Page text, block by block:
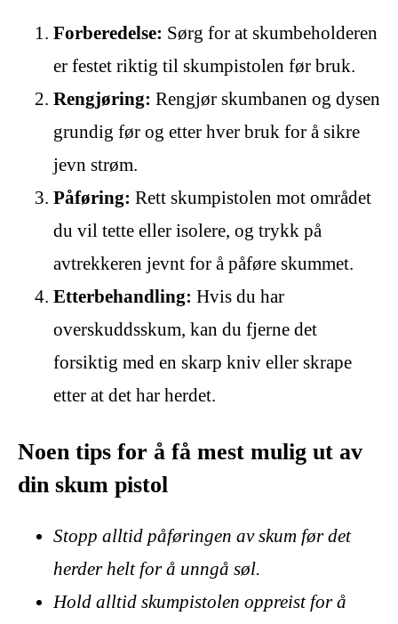
Forberedelse: Sørg for at skumbeholderen
er festet riktig til skumpistolen før bruk.
Rengjøring: Rengjør skumbanen og dysen
grundig før og etter hver bruk for å sikre
jevn strøm.
Påføring: Rett skumpistolen mot området
du vil tette eller isolere, og trykk på
avtrekkeren jevnt for å påføre skummet.
Etterbehandling: Hvis du har
overskuddsskum, kan du fjerne det
forsiktig med en skarp kniv eller skrape
etter at det har herdet.
Noen tips for å få mest mulig ut av
din skum pistol
Stopp alltid påføringen av skum før det
herder helt for å unngå søl.
Hold alltid skumpistolen oppreist for å